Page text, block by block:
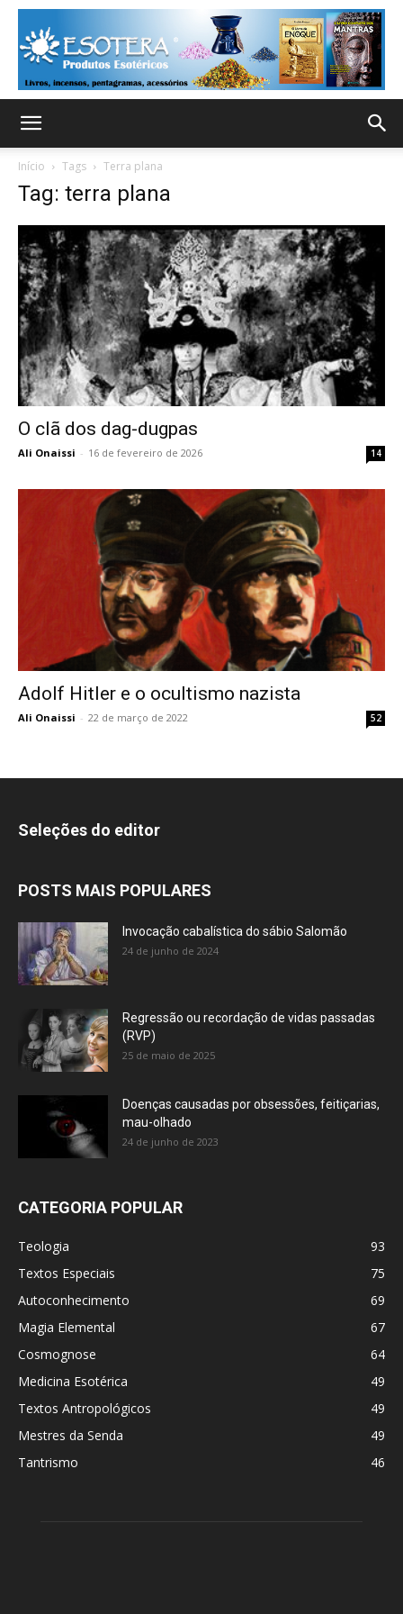
Início Tags Terra plana
Tag: terra plana
O clã dos dag-dugpas
Ali Onaissi - 16 de fevereiro de 2026 14
Adolf Hitler e o ocultismo nazista
Ali Onaissi - 22 de março de 2022 52
Seleções do editor
POSTS MAIS POPULARES
Invocação cabalística do sábio Salomão
24 de junho de 2024
Regressão ou recordação de vidas passadas
(RVP)
25 de maio de 2025
Doenças causadas por obsessões, feitiçarias,
mau-olhado
24 de junho de 2023
CATEGORIA POPULAR
Teologia
93
Textos Especiais
75
Autoconhecimento
69
Magia Elemental
67
Cosmognose
64
Medicina Esotérica
49
Textos Antropológicos
49
Mestres da Senda
49
Tantrismo
46